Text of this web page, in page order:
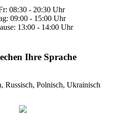
08:30 - 20:30 Uhr
09:00 - 15:00 Uhr
13:00 - 14:00 Uhr
Ihre Sprache
Russisch, Polnisch, Ukrainisch